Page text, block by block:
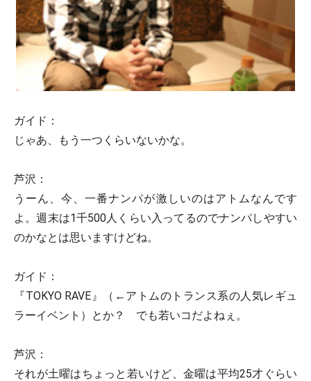
ガイド：
じゃあ、もう一つくらいないかな。
芦沢：
うーん、今、一番ナンパが激しいのはアトムなんです
よ。週末は1千500人くらい入ってるのでナンパしやすい
のかなとは思いますけどね。
ガイド：
『TOKYO RAVE』（←アトムのトランス系の人気レギュ
ラーイベント）とか？ でも若いコだよねぇ。
芦沢：
それが土曜はちょっと若いけど、金曜は平均25才ぐらい